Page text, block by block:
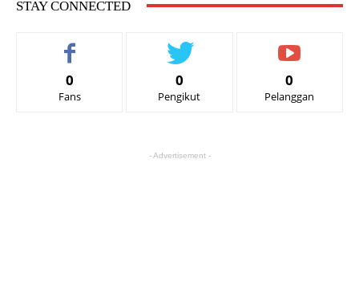
STAY CONNECTED
0
Fans
0
Pengikut
0
Pelanggan
- Advertisement -